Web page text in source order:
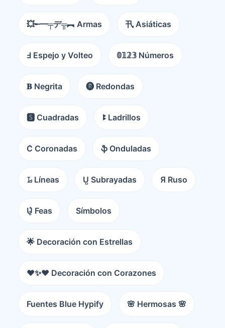
💥╾━╤デ╦︻ Armas 卂 Asiáticas
Ⅎ Espejo y Volteo 𝟘𝟙𝟚𝟛 Números
𝐁 Negrita 🅡 Redondas
🆂 Cuadradas ꔪ Ladrillos
C͛ Coronadas ֆ Onduladas
𝙻̷ Líneas U̺ Subrayadas Я Ruso
U̵̮̽ Feas Símbolos
🌟 Decoración con Estrellas
❤️✨❤️ Decoración con Corazones
Fuentes Blue Hypify 🌸 Hermosas 🌸